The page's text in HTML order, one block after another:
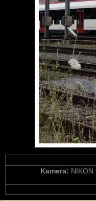
Kamera: NIKON